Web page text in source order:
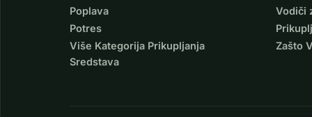
Poplava
Potres
Više Kategorija Prikupljanja
Sredstava
Vodiči
Zašto